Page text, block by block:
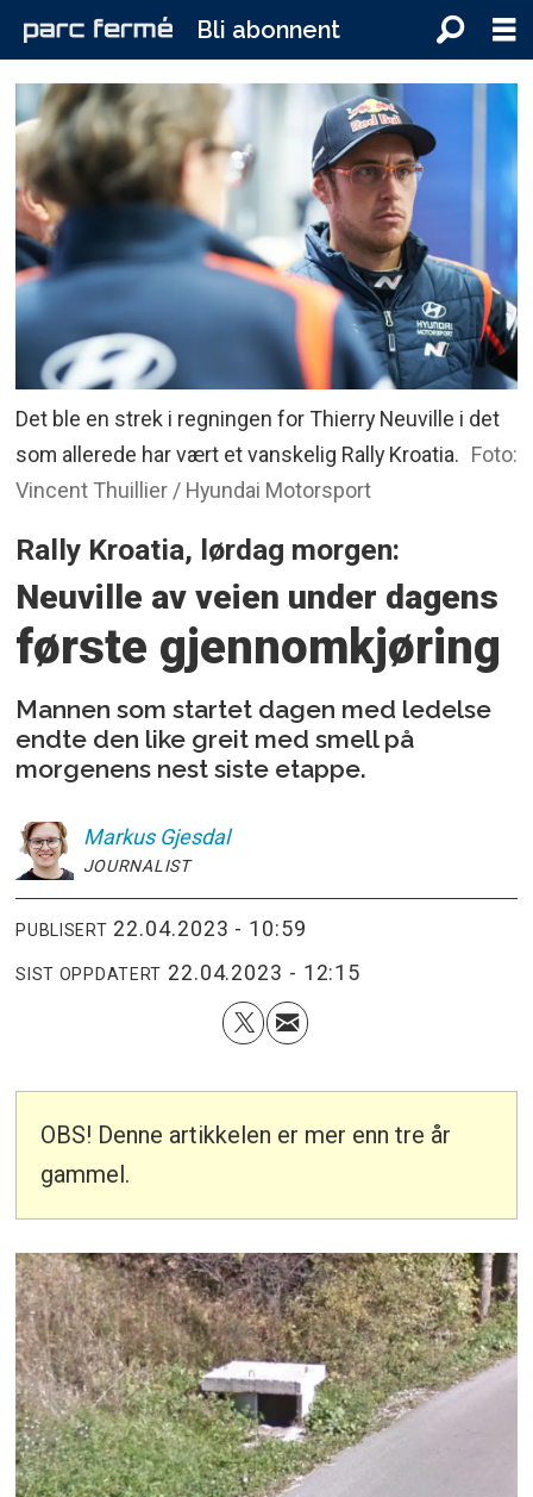
Bli abonnent
Det ble en strek i regningen for Thierry Neuville i det
som allerede har vært et vanskelig Rally Kroatia. Foto:
Vincent Thuillier / Hyundai Motorsport
Rally Kroatia, lørdag morgen:
Neuville av veien under dagens
første gjennomkjøring
Mannen som startet dagen med ledelse
endte den like greit med smell på
morgenens nest siste etappe.
Markus Gjesdal
JOURNALIST
PUBLISERT 22.04.2023 - 10:59
SIST OPPDATERT 22.04.2023 - 12:15
OBS! Denne artikkelen er mer enn tre år
gammel.